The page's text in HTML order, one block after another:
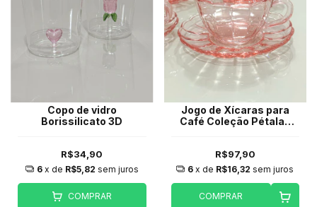
Copo de vidro
Borissilicato 3D
R$34,90
6 x de R$5,82 sem juros
COMPRAR
Jogo de Xícaras para
Café Coleção Pétalas
R$97,90
6 x de R$16,32 sem juros
COMPRAR